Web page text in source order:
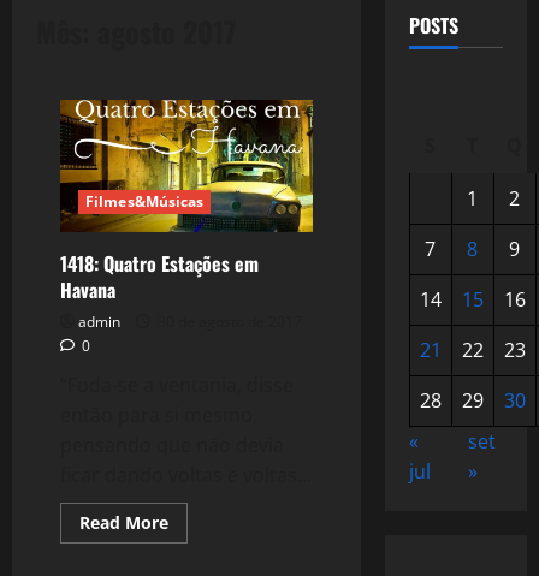
Filmes&Músicas
1418: Quatro Estações em
Havana
admin
0
Read MoreRead
more
POSTS
1
2
7
8
9
14
15
16
21
22
23
28
29
30
«
jul
set
»